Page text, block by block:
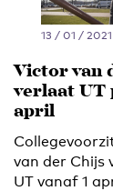
13 / 01 / 2021
Victor van
verlaat UT
april
van der Chijs
UT vanaf 1